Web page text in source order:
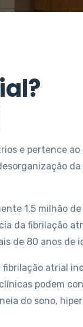
e pertence
1,5 milhão
da fibrilação
de 80 anos de
atrial
podem
do sono,